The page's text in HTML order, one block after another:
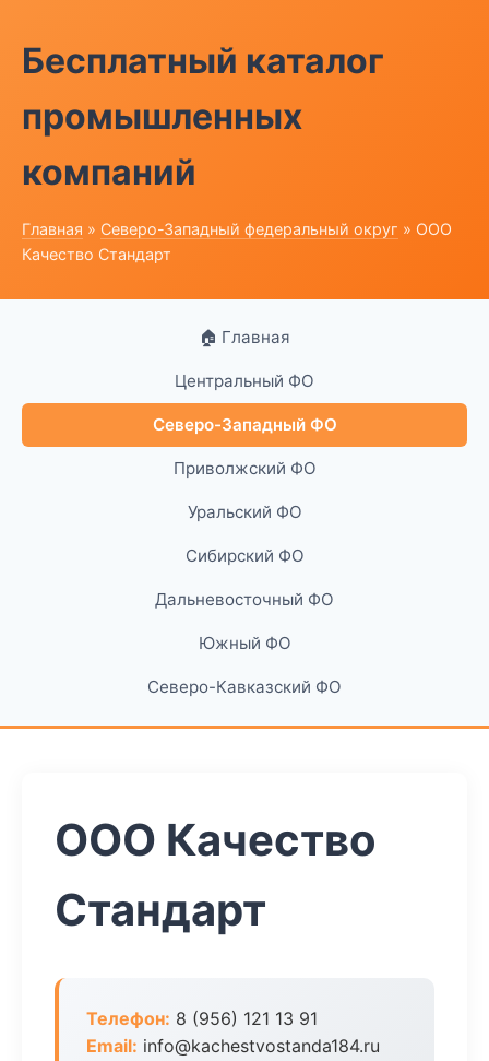
Бесплатный каталог
промышленных
компаний
Главная » Северо-Западный федеральный округ » ООО
Качество Стандарт
🏠 Главная
Центральный ФО
Северо-Западный ФО
Приволжский ФО
Уральский ФО
Сибирский ФО
Дальневосточный ФО
Южный ФО
Северо-Кавказский ФО
ООО Качество
Стандарт
Телефон: 8 (956) 121 13 91
Email: info@kachestvostanda184.ru